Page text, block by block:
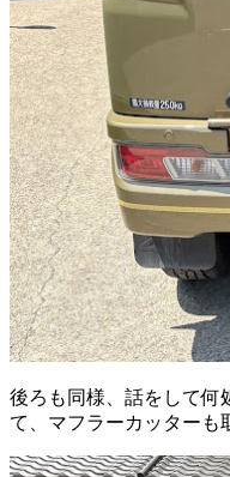
後ろも同様、話をして何
て、マフラーカッターも